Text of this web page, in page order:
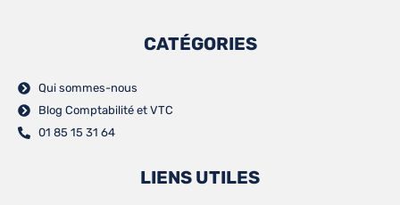
CATÉGORIES
Qui sommes-nous
Blog Comptabilité et VTC
01 85 15 31 64
LIENS UTILES